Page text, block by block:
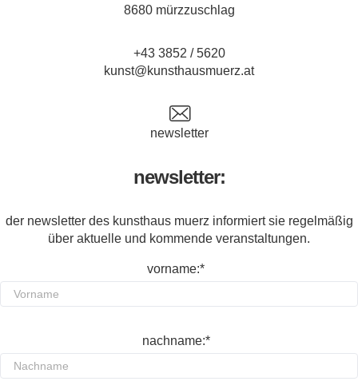
8680 mürzzuschlag
+43 3852 / 5620
kunst@kunsthausmuerz.at
newsletter
newsletter:
der newsletter des kunsthaus muerz informiert sie regelmäßig
über aktuelle und kommende veranstaltungen.
vorname:*
nachname:*